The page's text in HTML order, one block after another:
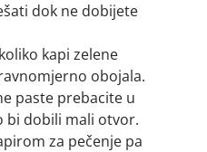
dok ne dobijete
kapi zelene
obojala.
paste prebacite u
bi dobili mali otvor.
za pečenje pa